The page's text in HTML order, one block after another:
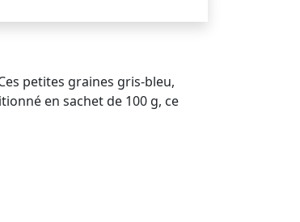
petites graines gris-bleu,
en sachet de 100 g, ce